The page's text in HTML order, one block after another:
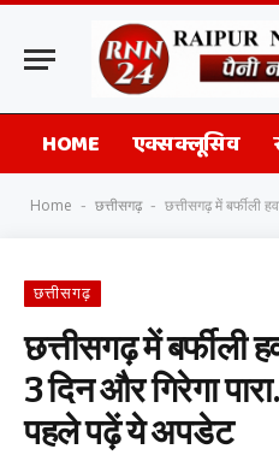
HOME एक्सक्लूसिव
Home - छत्तीसगढ़ - छत्तीसगढ़ में बर्फीली हवाओं का
छत्तीसगढ़
छत्तीसगढ़ में बर्फीली
3 दिन और गिरेगा
पहले पढ़ें ये अपडेट